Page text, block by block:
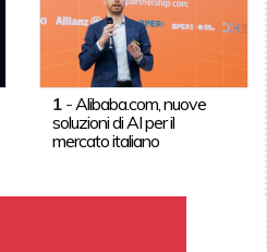
1 - Alibaba.com, nuove
soluzioni di AI per il
mercato italiano